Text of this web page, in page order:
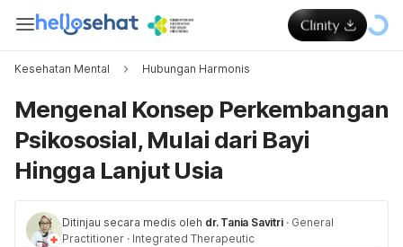
Kesehatan Mental Hubungan Harmonis
Mengenal Konsep Perkembangan
Psikososial, Mulai dari Bayi
Hingga Lanjut Usia
Ditinjau secara medis oleh dr. Tania Savitri · General
Practitioner · Integrated Therapeutic